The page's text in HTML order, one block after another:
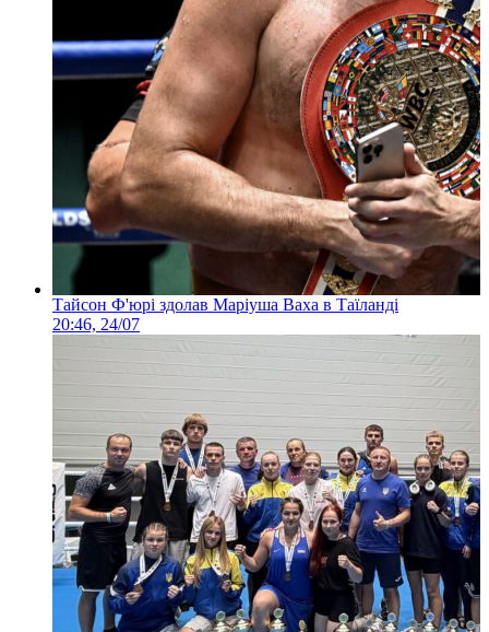
Тайсон Ф'юрі здолав Маріуша Ваха в Таїланді
20:46, 24/07